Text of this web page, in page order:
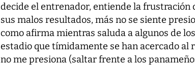
decide el entrenador, entiende la frustración
sus malos resultados, más no se siente
como afirma mientras saluda a algunos de
estadio que tímidamente se han acercado al
no me presiona (saltar frente a los